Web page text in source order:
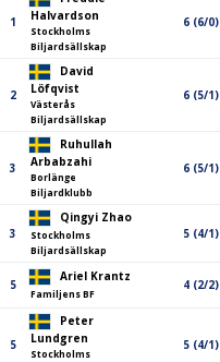
1
Halvardson
Stockholms
Biljardsällskap
6 (6/0)
2
David
Löfqvist
Västerås
Biljardsällskap
6 (5/1)
3
Ruhullah
Arbabzahi
Borlänge
Biljardklubb
6 (5/1)
3
Qingyi Zhao
Stockholms
Biljardsällskap
5 (4/1)
5
Ariel Krantz
Familjens BF
4 (2/2)
5
Peter
Lundgren
Stockholms
5 (4/1)